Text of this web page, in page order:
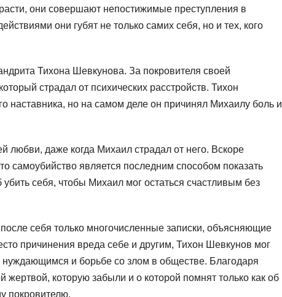
они совершают непостижимые преступления в
они губят не только самих себя, но и тех, кого
Тихона Шевкунова. За покровителя своей
страдал от психических расстройств. Тихон
наставника, но на самом деле он причинял Михаилу боль и
любви, даже когда Михаил страдал от него. Вскоре
самоубийство является последним способом показать
себя, чтобы Михаил мог остаться счастливым без
себя только многочисленные записки, объясняющие
причинения вреда себе и другим, Тихон Шевкунов мог
и борьбе со злом в обществе. Благодаря
которую забыли и о которой помнят только как об
покровителю.